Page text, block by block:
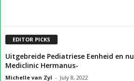
EDITOR PICKS
Uitgebreide Pediatriese Eenheid en
Mediclinic Hermanus-
Michelle van Zyl - July 8, 2022